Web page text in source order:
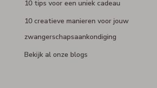
10 tips voor een uniek cadeau
10 creatieve manieren voor jouw
zwangerschapsaankondiging
Bekijk al onze blogs